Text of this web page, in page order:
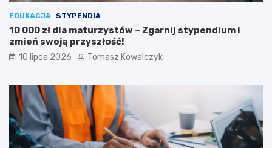
EDUKACJA STYPENDIA
10 000 zł dla maturzystów – Zgarnij stypendium i
zmień swoją przyszłość!
10 lipca 2026 Tomasz Kowalczyk